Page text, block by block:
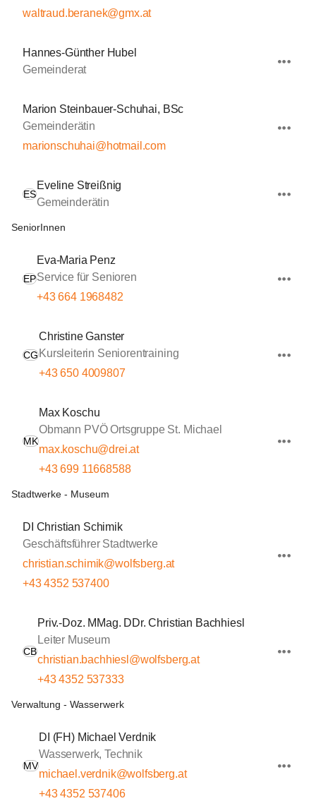
waltraud.beranek@gmx.at
Hannes-Günther Hubel
Gemeinderat
Marion Steinbauer-Schuhai, BSc
Gemeinderätin
marionschuhai@hotmail.com
ES
Eveline Streißnig
Gemeinderätin
SeniorInnen
EP
Eva-Maria Penz
Service für Senioren
+43 664 1968482
CG
Christine Ganster
Kursleiterin Seniorentraining
+43 650 4009807
MK
Max Koschu
Obmann PVÖ Ortsgruppe St. Michael
max.koschu@drei.at
+43 699 11668588
Stadtwerke - Museum
DI Christian Schimik
Geschäftsführer Stadtwerke
christian.schimik@wolfsberg.at
+43 4352 537400
CB
Priv.-Doz. MMag. DDr. Christian Bachhiesl
Leiter Museum
christian.bachhiesl@wolfsberg.at
+43 4352 537333
Verwaltung - Wasserwerk
MV
DI (FH) Michael Verdnik
Wasserwerk, Technik
michael.verdnik@wolfsberg.at
+43 4352 537406